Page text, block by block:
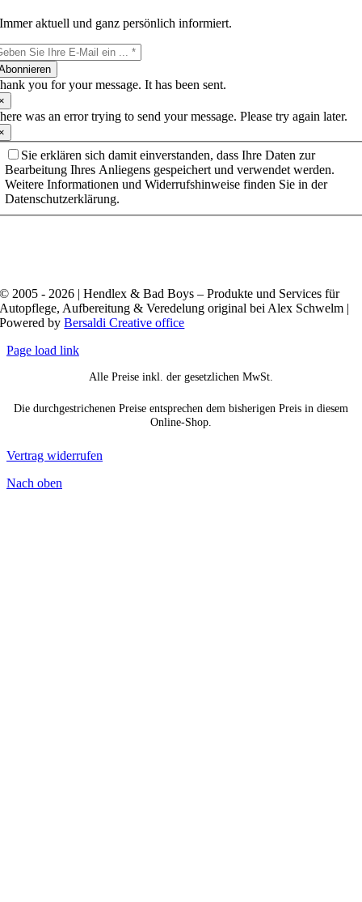
Immer aktuell und ganz persönlich informiert.
you for your message. It has been sent.
was an error trying to send your message. Please try again later.
Sie erklären sich damit einverstanden, dass Ihre Daten zur
Bearbeitung Ihres Anliegens gespeichert und verwendet werden.
Weitere Informationen und Widerrufshinweise finden Sie in der
Datenschutzerklärung.
© 2005 - 2026 | Hendlex & Bad Boys – Produkte und Services für
Autopflege, Aufbereitung & Veredelung original bei Alex Schwelm |
Powered byBersaldi Creative office
Page load link
Alle Preise inkl. der gesetzlichen MwSt.
Die durchgestrichenen Preise entsprechen dem bisherigen Preis in diesem
Online-Shop.
Vertrag widerrufen
Nach oben